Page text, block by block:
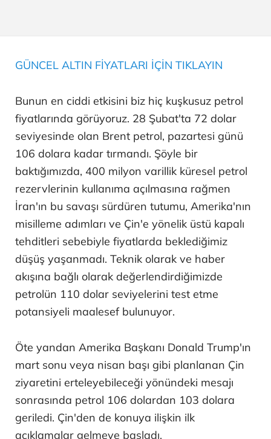
GÜNCEL ALTIN FİYATLARI İÇİN TIKLAYIN
Bunun en ciddi etkisini biz hiç kuşkusuz petrol
fiyatlarında görüyoruz. 28 Şubat'ta 72 dolar
seviyesinde olan Brent petrol, pazartesi günü
106 dolara kadar tırmandı. Şöyle bir
baktığımızda, 400 milyon varillik küresel petrol
rezervlerinin kullanıma açılmasına rağmen
İran'ın bu savaşı sürdüren tutumu, Amerika'nın
misilleme adımları ve Çin'e yönelik üstü kapalı
tehditleri sebebiyle fiyatlarda beklediğimiz
düşüş yaşanmadı. Teknik olarak ve haber
akışına bağlı olarak değerlendirdiğimizde
petrolün 110 dolar seviyelerini test etme
potansiyeli maalesef bulunuyor.
Öte yandan Amerika Başkanı Donald Trump'ın
mart sonu veya nisan başı gibi planlanan Çin
ziyaretini erteleyebileceği yönündeki mesajı
sonrasında petrol 106 dolardan 103 dolara
geriledi. Çin'den de konuya ilişkin ilk
açıklamalar gelmeye başladı.